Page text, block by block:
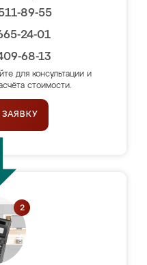
89-55
24-01
68-13
для консультации и
стоимости.